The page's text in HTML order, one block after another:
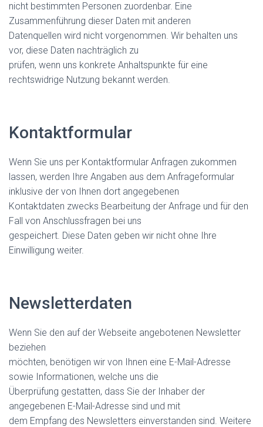
nicht bestimmten Personen zuordenbar. Eine
Zusammenführung dieser Daten mit anderen
Datenquellen wird nicht vorgenommen. Wir behalten uns
vor, diese Daten nachträglich zu
prüfen, wenn uns konkrete Anhaltspunkte für eine
rechtswidrige Nutzung bekannt werden.
Kontaktformular
Wenn Sie uns per Kontaktformular Anfragen zukommen
lassen, werden Ihre Angaben aus dem Anfrageformular
inklusive der von Ihnen dort angegebenen
Kontaktdaten zwecks Bearbeitung der Anfrage und für den
Fall von Anschlussfragen bei uns
gespeichert. Diese Daten geben wir nicht ohne Ihre
Einwilligung weiter.
Newsletterdaten
Wenn Sie den auf der Webseite angebotenen Newsletter
beziehen
möchten, benötigen wir von Ihnen eine E-Mail-Adresse
sowie Informationen, welche uns die
Überprüfung gestatten, dass Sie der Inhaber der
angegebenen E-Mail-Adresse sind und mit
dem Empfang des Newsletters einverstanden sind. Weitere